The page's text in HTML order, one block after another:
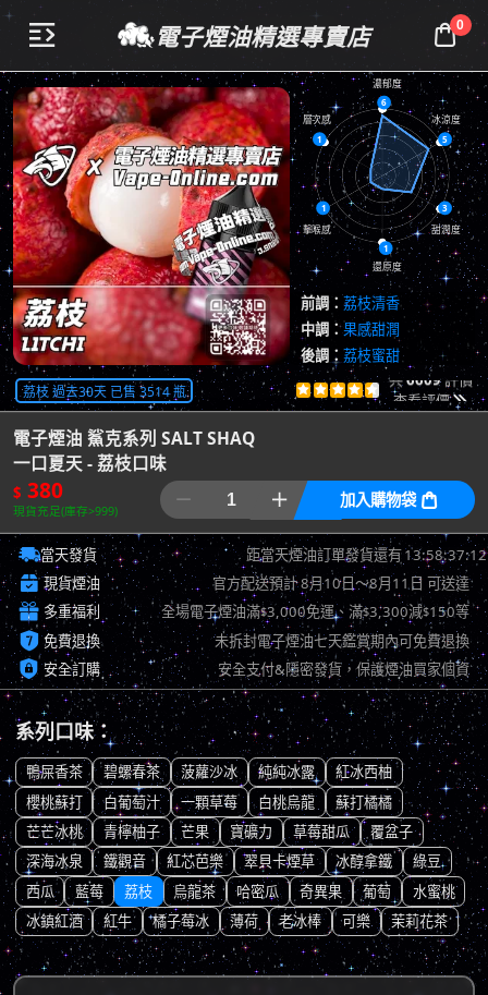
 電子煙油精選專賣店 0
6
5
3
1
1
1
濃郁度
冰涼度
甜潤度
還原度
擊喉感
層次感
前調： 荔枝清香
中調：果感甜潤
後調： 荔枝蜜甜
荔枝 過去30天 已售 3514 瓶      共6609 評價
查看評價
電子煙油 鯊克系列 SALT SHAQ
一口夏天 - 荔枝口味
$ 380
現貨充足(庫存>999)
  加入購物袋 
當天發貨 距當天煙油訂單發貨還有13:58:36:18
 現貨煙油 官方配送預計8月10日～8月11日 可送達
 多重福利 全場電子煙油滿$3,000免運、滿$3,300減$150等
 免費退換 未拆封電子煙油七天鑑賞期內可免費退換
 安全訂購 安全支付&隱密發貨，保護煙油買家個資
系列口味：
鴨屎香茶 碧螺春茶 菠蘿沙冰 純純冰露
紅冰西柚
櫻桃蘇打
白葡萄汁 一顆草莓 白桃烏龍
蘇打橘橘
芒芒冰桃
青檸柚子 芒果 寶礦力 草莓甜瓜
覆盆子
深海冰泉
鐵觀音 紅芯芭樂 翠貝卡煙草 冰醇拿鐵
綠豆
西瓜
藍莓 荔枝 烏龍茶 哈密瓜 奇異果 葡萄
水蜜桃
冰鎮紅酒
紅牛 橘子莓冰 薄荷 老冰棒 可樂 茉莉花茶